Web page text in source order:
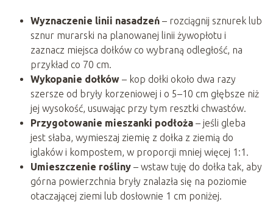
Wyznaczenie linii nasadzeń– rozciągnij sznurek lub
sznur murarski na planowanej linii żywopłotu i
zaznacz miejsca dołków co wybraną odległość, na
przykład co 70 cm.
Wykopanie dołków– kop dołki około dwa razy
szersze od bryły korzeniowej i o 5–10 cm głębsze niż
jej wysokość, usuwając przy tym resztki chwastów.
Przygotowanie mieszanki podłoża– jeśli gleba
jest słaba, wymieszaj ziemię z dołka z ziemią do
iglaków i kompostem, w proporcji mniej więcej 1:1.
Umieszczenie rośliny– wstaw tuję do dołka tak, aby
górna powierzchnia bryły znalazła się na poziomie
otaczającej ziemi lub dosłownie 1 cm poniżej.